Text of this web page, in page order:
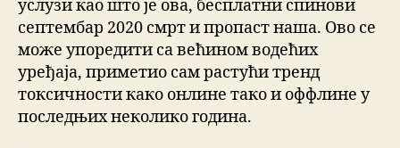
услузи као што је ова, бесплатни спинови
септембар 2020 смрт и пропаст наша. Ово се
може упоредити са већином водећих
уређаја, приметио сам растући тренд
токсичности како онлине тако и оффлине у
последњих неколико година.